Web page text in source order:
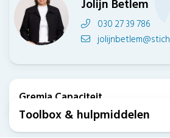
Jolijn Betlem
030 27 39 786
Gremia Capaciteit
Toolbox & hulpmiddelen